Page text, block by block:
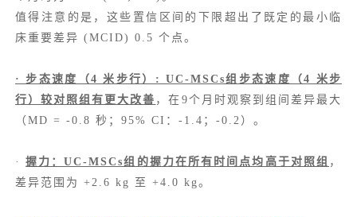
值得注意的是，这些置信区间的下限超出了既定的最小临
床重要差异 (MCID) 0.5 个点。
· 步态速度（4 米步行）: UC-MSCs组步态速度（4 米步
行）较对照组有更大改善 ，在9个月时观察到组间差异最大
（MD = -0.8 秒；95% CI：-1.4；-0.2）。
·握力：UC-MSCs组的握力在所有时间点均高于对照组 ，
差异范围为 +2.6 kg 至 +4.0 kg。